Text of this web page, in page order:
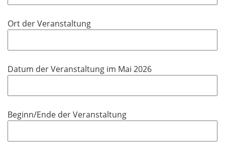
Ort der Veranstaltung
Datum der Veranstaltung im Mai 2026
Beginn/Ende der Veranstaltung